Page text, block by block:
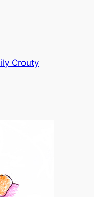
Crouty